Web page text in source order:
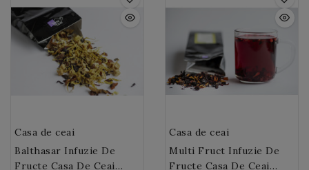
ingrediente completeaza
si indulcesc subtil
aromele tipice de
Craciun: hibiscus, macese
si migdale.
scortisoara, aroma.
Casa de ceai
Balthasar Infuzie De
Fructe Casa De Ceai
Casa de ceai
Multi Fruct Infuzie De
Fructe Casa De Ceai